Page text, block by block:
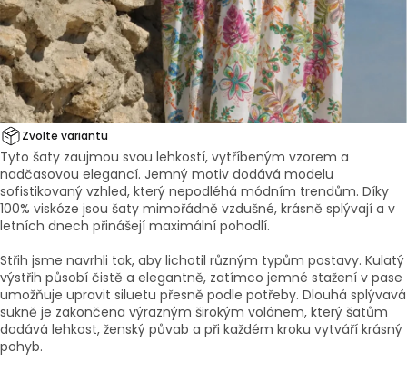
Zvolte variantu
Tyto šaty zaujmou svou lehkostí, vytříbeným vzorem a
nadčasovou elegancí. Jemný motiv dodává modelu
sofistikovaný vzhled, který nepodléhá módním trendům. Díky
100% viskóze jsou šaty mimořádně vzdušné, krásně splývají a v
letních dnech přinášejí maximální pohodlí.
Střih jsme navrhli tak, aby lichotil různým typům postavy. Kulatý
výstřih působí čistě a elegantně, zatímco jemné stažení v pase
umožňuje upravit siluetu přesně podle potřeby. Dlouhá splývavá
sukně je zakončena výrazným širokým volánem, který šatům
dodává lehkost, ženský půvab a při každém kroku vytváří krásný
pohyb.